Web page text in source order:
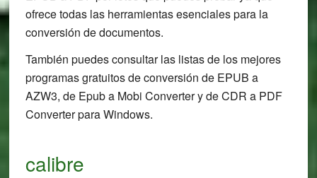
ofrece todas las herramientas esenciales para la
conversión de documentos.
También puedes consultar las listas de los mejores
programas gratuitos de conversión de EPUB a
AZW3, de Epub a Mobi Converter y de CDR a PDF
Converter para Windows.
calibre